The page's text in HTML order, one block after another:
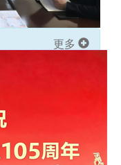
更多
教育质量年度
2026-1-7